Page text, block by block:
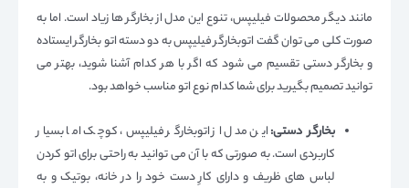
مانند دیگر محصولات فیلیپس، تنوع این مدل از بخارگر ها زیاد است. اما به
صورت کلی می توان گفت اتوبخارگر فیلیپس به دو دسته اتو بخارگر ایستاده
و بخارگر دستی تقسیم می شود که اگر با هر کدام آشنا شوید، بهتر می
توانید تصمیم بگیرید برای شما کدام نوع اتو مناسب خواهد بود.
بخارگر دستی: این مدل از اتوبخارگر فیلیپس، کوچک اما بسیار
کاربردی است. به صورتی که با آن می توانید به راحتی برای اتو کردن
لباس های ظریف و دارای کارِ دست خود را در خانه، بوتیک و به